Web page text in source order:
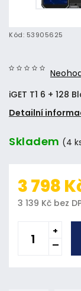
Kód: 53905625
iGET T1 6 +
Detailní
Skladem (4
3 798
3 139 Kč bez